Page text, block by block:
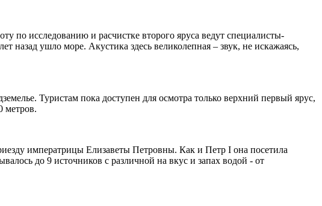
по исследованию и расчистке второго яруса ведут специалисты-
назад ушло море. Акустика здесь великолепная – звук, не искажаясь,
Туристам пока доступен для осмотра только верхний первый ярус,
метров.
императрицы Елизаветы Петровны. Как и Петр I она посетила
до 9 источников с различной на вкус и запах водой - от